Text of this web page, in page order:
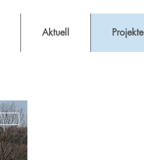
Aktuell Projekte